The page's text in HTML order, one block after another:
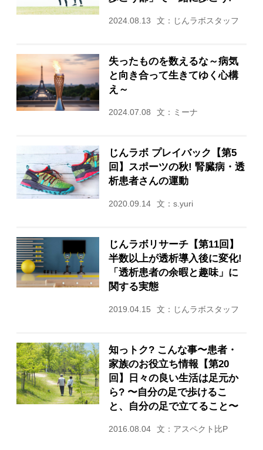
2024.08.13 文：じんラボスタッフ
失ったものを数えるな～病気
と向き合って生きてゆく心構
え～
2024.07.08 文：ミーナ
じんラボ プレイバック【第5
回】スポーツの秋! 腎臓病・透
析患者さんの運動
2020.09.14 文：s.yuri
じんラボリサーチ【第11回】
半数以上が透析導入後に変化!
「透析患者の余暇と趣味」に
関する実態
2019.04.15 文：じんラボスタッフ
知っトク? こんな事〜患者・
家族のお役立ち情報【第20
回】日々の良い生活は足元か
ら? 〜自分の足で歩けるこ
と、自分の足で立てること〜
2016.08.04 文：アスペクト比P